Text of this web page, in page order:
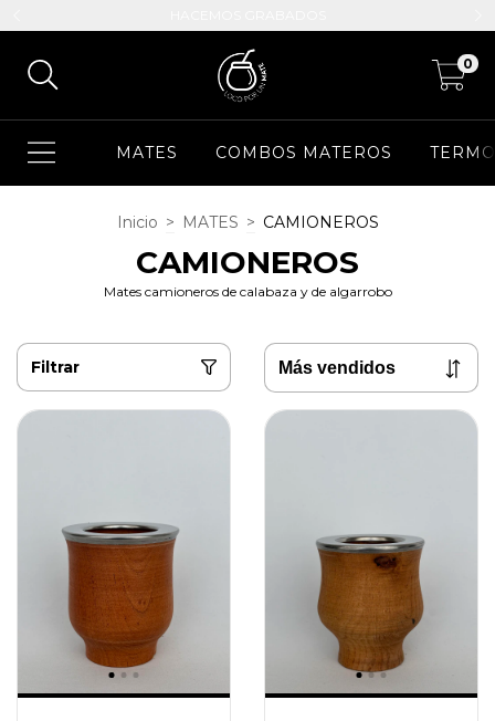
0
MATES COMBOS MATEROS
Inicio > MATES > CAMIONEROS
CAMIONEROS
Mates camioneros de calabaza y de algarrobo
Filtrar